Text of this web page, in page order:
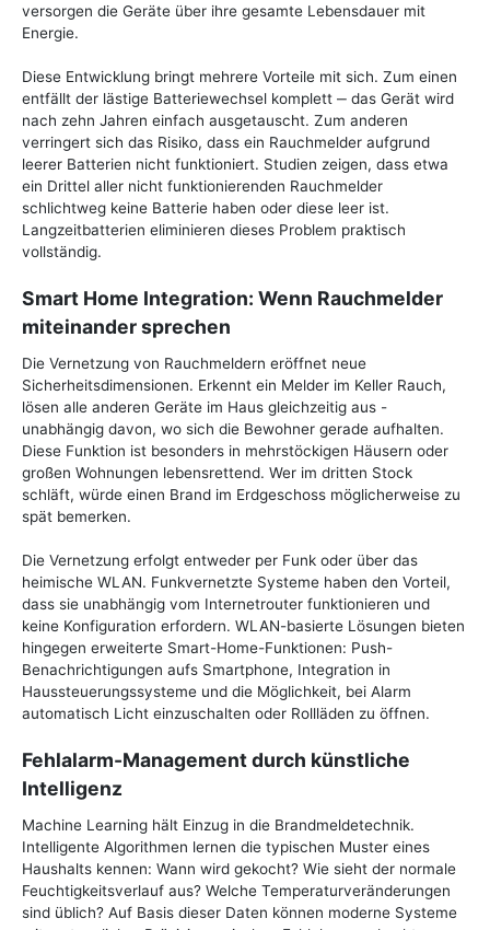
versorgen die Geräte über ihre gesamte Lebensdauer mit
Energie.
Diese Entwicklung bringt mehrere Vorteile mit sich. Zum einen
entfällt der lästige Batteriewechsel komplett ‒ das Gerät wird
nach zehn Jahren einfach ausgetauscht. Zum anderen
verringert sich das Risiko, dass ein Rauchmelder aufgrund
leerer Batterien nicht funktioniert. Studien zeigen, dass etwa
ein Drittel aller nicht funktionierenden Rauchmelder
schlichtweg keine Batterie haben oder diese leer ist.
Langzeitbatterien eliminieren dieses Problem praktisch
vollständig.
Smart Home Integration: Wenn Rauchmelder
miteinander sprechen
Die Vernetzung von Rauchmeldern eröffnet neue
Sicherheitsdimensionen. Erkennt ein Melder im Keller Rauch,
lösen alle anderen Geräte im Haus gleichzeitig aus -
unabhängig davon, wo sich die Bewohner gerade aufhalten.
Diese Funktion ist besonders in mehrstöckigen Häusern oder
großen Wohnungen lebensrettend. Wer im dritten Stock
schläft, würde einen Brand im Erdgeschoss möglicherweise zu
spät bemerken.
Die Vernetzung erfolgt entweder per Funk oder über das
heimische WLAN. Funkvernetzte Systeme haben den Vorteil,
dass sie unabhängig vom Internetrouter funktionieren und
keine Konfiguration erfordern. WLAN-basierte Lösungen bieten
hingegen erweiterte Smart-Home-Funktionen: Push-
Benachrichtigungen aufs Smartphone, Integration in
Haussteuerungssysteme und die Möglichkeit, bei Alarm
automatisch Licht einzuschalten oder Rollläden zu öffnen.
Fehlalarm-Management durch künstliche
Intelligenz
Machine Learning hält Einzug in die Brandmeldetechnik.
Intelligente Algorithmen lernen die typischen Muster eines
Haushalts kennen: Wann wird gekocht? Wie sieht der normale
Feuchtigkeitsverlauf aus? Welche Temperaturveränderungen
sind üblich? Auf Basis dieser Daten können moderne Systeme